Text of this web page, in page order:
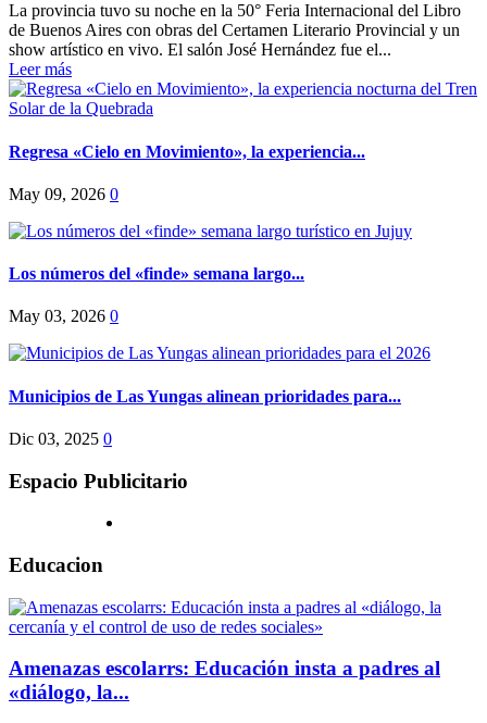
La provincia tuvo su noche en la 50° Feria Internacional del Libro
de Buenos Aires con obras del Certamen Literario Provincial y un
show artístico en vivo. El salón José Hernández fue el...
Leer más
Regresa «Cielo en Movimiento», la experiencia...
May 09, 2026 0
Los números del «finde» semana largo...
May 03, 2026 0
Municipios de Las Yungas alinean prioridades para...
Dic 03, 2025 0
Espacio Publicitario
Educacion
Amenazas escolarrs: Educación insta a padres al
«diálogo, la...